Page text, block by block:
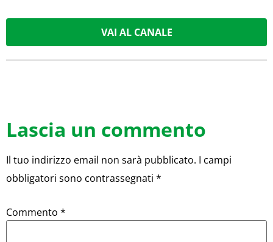
VAI AL CANALE
Lascia un commento
Il tuo indirizzo email non sarà pubblicato. I campi
obbligatori sono contrassegnati *
Commento *